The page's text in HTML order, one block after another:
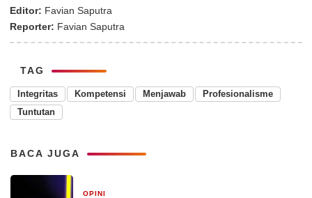
Editor: Favian Saputra
Reporter: Favian Saputra
TAG
Integritas Kompetensi Menjawab
Profesionalisme
Tuntutan
BACA JUGA
OPINI